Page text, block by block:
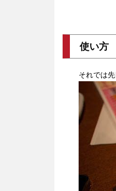
使い方
それでは